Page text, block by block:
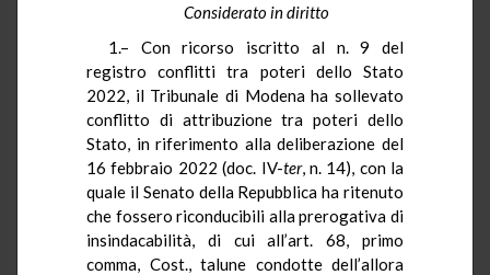
Considerato in diritto
1.– Con ricorso iscritto al n. 9 del
registro conflitti tra poteri dello Stato
2022, il Tribunale di Modena ha sollevato
conflitto di attribuzione tra poteri dello
Stato, in riferimento alla deliberazione del
16 febbraio 2022 (doc. IV-ter, n. 14), con la
quale il Senato della Repubblica ha ritenuto
che fossero riconducibili alla prerogativa di
insindacabilità, di cui all’art. 68, primo
comma, Cost., talune condotte dell’allora